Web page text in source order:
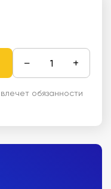
− +
обязанности